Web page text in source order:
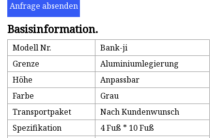
Anfrage absenden
Basisinformation.
Modell Nr.
Bank-ji
Grenze
Aluminiumlegierung
Höhe
Anpassbar
Farbe
Grau
Transportpaket
Nach Kundenwunsch
Spezifikation
4 Fuß * 10 Fuß